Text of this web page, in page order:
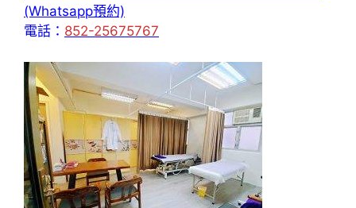
(Whatsapp預約)
電話： 852-25675767